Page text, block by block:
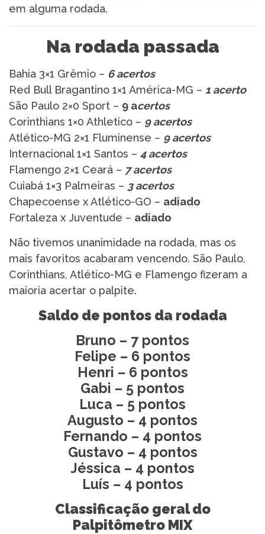
em alguma rodada.
Na rodada passada
Bahia 3×1 Grêmio – 6 acertos
Red Bull Bragantino 1×1 América-MG – 1 acerto
São Paulo 2×0 Sport – 9 acertos
Corinthians 1×0 Athletico – 9 acertos
Atlético-MG 2×1 Fluminense – 9 acertos
Internacional 1×1 Santos – 4 acertos
Flamengo 2×1 Ceará – 7 acertos
Cuiabá 1×3 Palmeiras – 3 acertos
Chapecoense x Atlético-GO – adiado
Fortaleza x Juventude – adiado
Não tivemos unanimidade na rodada, mas os
mais favoritos acabaram vencendo. São Paulo,
Corinthians, Atlético-MG e Flamengo fizeram a
maioria acertar o palpite.
Saldo de pontos da rodada
Bruno – 7 pontos
Felipe – 6 pontos
Henri – 6 pontos
Gabi – 5 pontos
Luca – 5 pontos
Augusto – 4 pontos
Fernando – 4 pontos
Gustavo – 4 pontos
Jéssica – 4 pontos
Luís – 4 pontos
Classificação geral do
Palpitômetro MIX